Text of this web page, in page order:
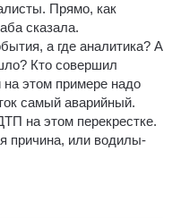
Прямо, как
сказала.
а где аналитика? А
Кто совершил
этом примере надо
самый аварийный.
на этом перекрестке.
причина, или водилы-